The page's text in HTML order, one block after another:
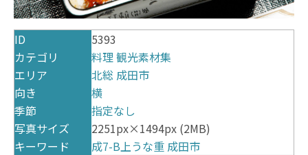
ID
5393
カテゴリ
料理 観光素材集
エリア
北総 成田市
向き
横
季節
指定なし
写真サイズ
2251px×1494px (2MB)
キーワード
成7-B上うな重 成田市